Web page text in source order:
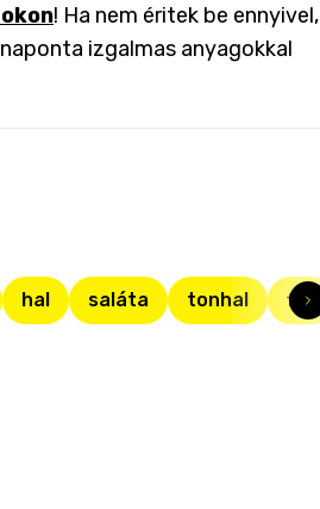
! Ha nem éritek be ennyivel,
izgalmas anyagokkal
hal saláta tonhal fitt